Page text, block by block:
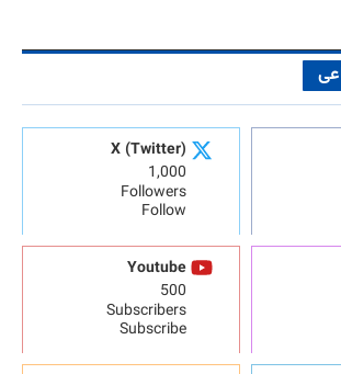
X (Twitter)
1,000
Followers
Follow
Youtube
500
Subscribers
Subscribe